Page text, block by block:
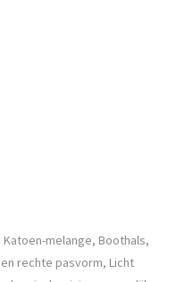
melange, Boothals,
rechte pasvorm, Licht